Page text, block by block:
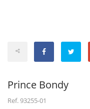
Prince Bondy
Ref.93255-01